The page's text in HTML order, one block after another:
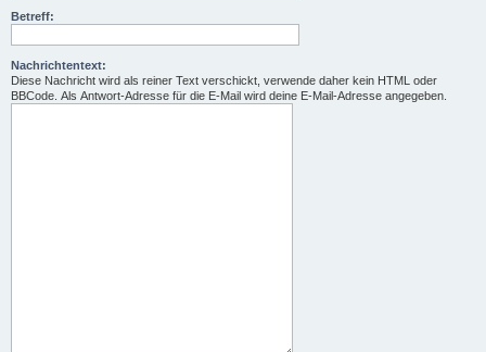
Betreff:
Nachrichtentext:
Diese Nachricht wird als reiner Text verschickt, verwende daher kein HTML oder
BBCode. Als Antwort-Adresse für die E-Mail wird deine E-Mail-Adresse angegeben.